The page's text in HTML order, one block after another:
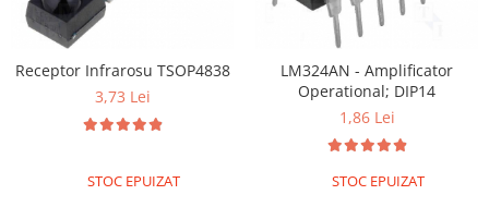
Filament Premium ABS 3 mm
Filament Premium PLA 1.75 mm
Filamente Speciale
Prusa I3 DIY Kit
Receptor Infrarosu TSOP4838
3,73 Lei
STOC EPUIZAT
LM324AN - Amplificator
Operational; DIP14
1,86 Lei
STOC EPUIZAT